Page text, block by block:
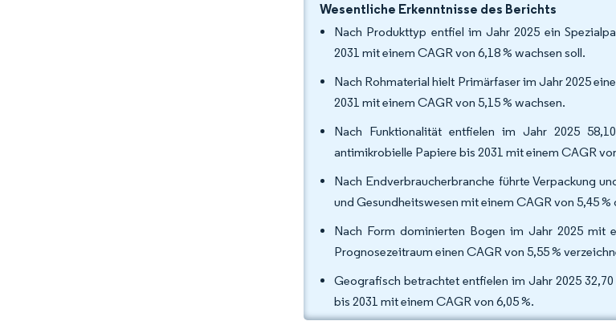
Wesentliche Erkenntnisse des Berichts
Nach Produkttyp entfiel im Jahr 2025 ein
2031 mit einem CAGR von 6,18 % wachsen soll.
Nach Rohmaterial hielt Primärfaser im Jahr 2025
2031 mit einem CAGR von 5,15 % wachsen.
Nach Funktionalität entfielen im Jahr 2025
antimikrobielle Papiere bis 2031 mit einem CAGR
Nach Endverbraucherbranche führte Verpackung
und Gesundheitswesen mit einem CAGR von 5,45
Nach Form dominierten Bogen im Jahr 2025 mit
Prognosezeitraum einen CAGR von 5,55 %
Geografisch betrachtet entfielen im Jahr 2025
bis 2031 mit einem CAGR von 6,05 %.